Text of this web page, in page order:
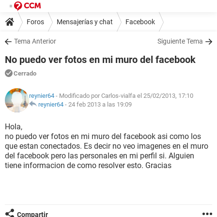
Foros Mensajerías y chat Facebook
Tema Anterior Siguiente Tema
No puedo ver fotos en mi muro del facebook
Cerrado
reynier64 - Modificado por Carlos-vialfa el 25/02/2013, 17:10
reynier64 - 24 feb 2013 a las 19:09
Hola,
no puedo ver fotos en mi muro del facebook asi como los
que estan conectados. Es decir no veo imagenes en el muro
del facebook pero las personales en mi perfil si. Alguien
tiene informacion de como resolver esto. Gracias
Compartir